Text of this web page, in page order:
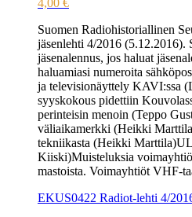
4,00 €
Suomen Radiohistoriallinen
jäsenlehti 4/2016 (5.12.2016).
jäsenalennus, jos haluat
haluamiasi numeroita
ja televisionäyttely KAVI:ssa
syyskokous pidettiin
perinteisin menoin (Teppo
väliaikamerkki (Heikki
tekniikasta (Heikki
Kiiski)Muisteluksia
mastoista. Voimayhtiöt VHF-
EKUS0422 Radiot-lehti 4/